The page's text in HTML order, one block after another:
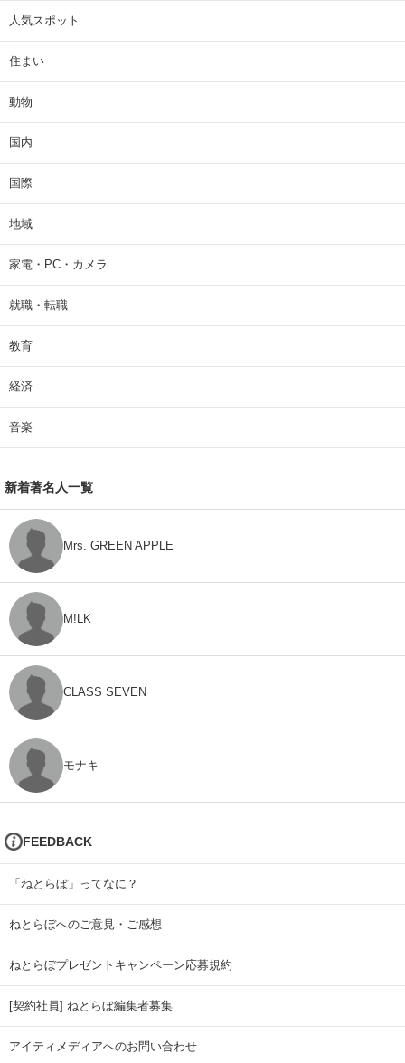
人気スポット
住まい
動物
国内
国際
地域
家電・PC・カメラ
就職・転職
教育
経済
音楽
新着著名人一覧
Mrs. GREEN APPLE
M!LK
CLASS SEVEN
モナキ
FEEDBACK
「ねとらぼ」ってなに？
ねとらぼへのご意見・ご感想
ねとらぼプレゼントキャンペーン応募規約
[契約社員] ねとらぼ編集者募集
アイティメディアへのお問い合わせ